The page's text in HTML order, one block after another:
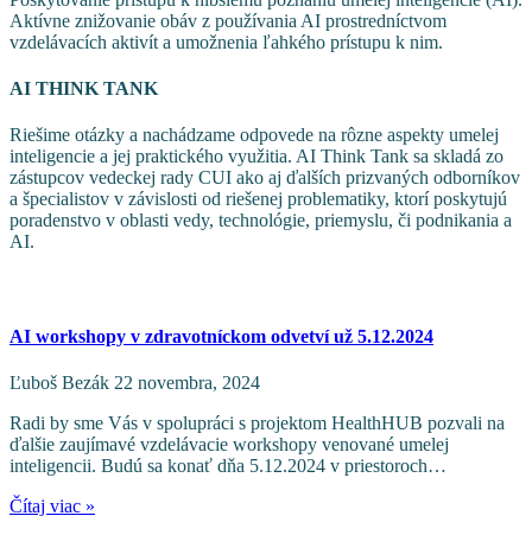
Aktívne znižovanie obáv z používania AI prostredníctvom
vzdelávacích aktivít a umožnenia ľahkého prístupu k nim.
AI THINK TANK
Riešime otázky a nachádzame odpovede na rôzne aspekty umelej
inteligencie a jej praktického využitia. AI Think Tank sa skladá zo
zástupcov vedeckej rady CUI ako aj ďalších prizvaných odborníkov
a špecialistov v závislosti od riešenej problematiky, ktorí poskytujú
poradenstvo v oblasti vedy, technológie, priemyslu, či podnikania a
AI.
AI workshopy v zdravotníckom odvetví už 5.12.2024
Ľuboš Bezák 22 novembra, 2024
Radi by sme Vás v spolupráci s projektom HealthHUB pozvali na
ďalšie zaujímavé vzdelávacie workshopy venované umelej
inteligencii. Budú sa konať dňa 5.12.2024 v priestoroch…
Čítaj viac »